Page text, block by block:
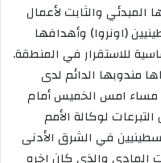
والثابت لأعمال
(اونروا) وأهدافها
للاستقرار في المنطقة.
مندوبها الدائم لدى
مساء امس الخميس أمام
لوكالة الأمم
في الشرق الأدنى
المادي والذي كان اخره